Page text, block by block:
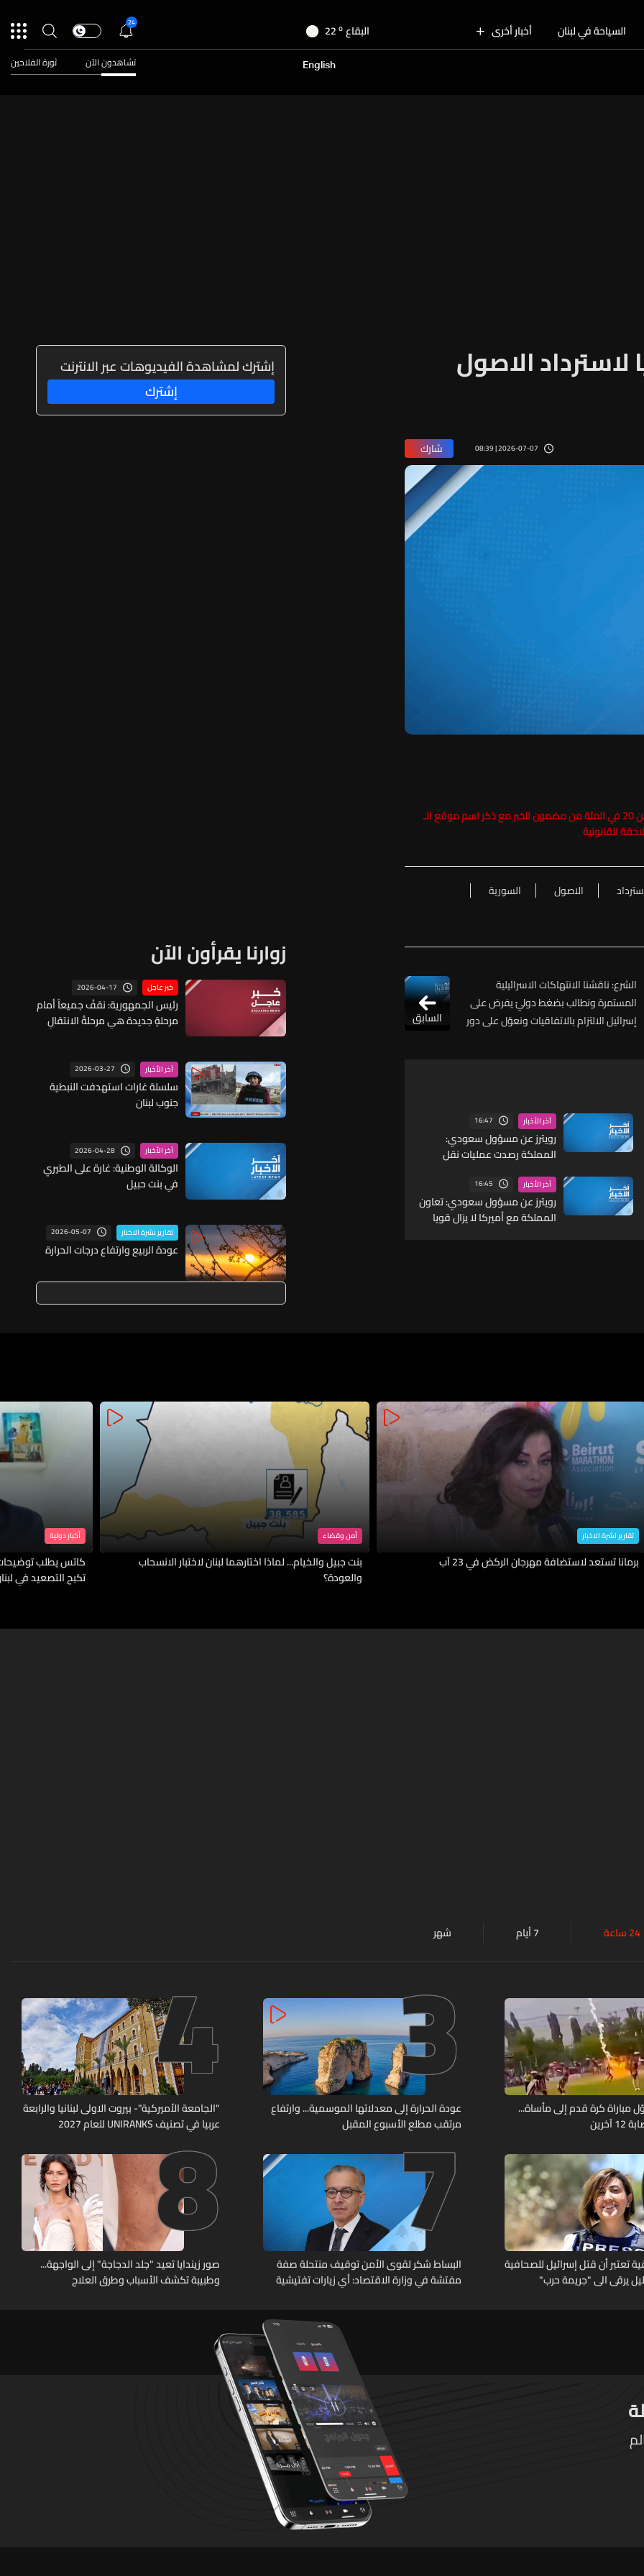
السياحة في لبنان أخبار أخرى البقاع 22 o
الجنوب 25o
26
24
English تشاهدون الآن ثورة الفلاحين
لاسترداد الاصول
2026-07-07 | 08:39 شارك
حفاظاً على حقوق الملكية الفكرية يرجى عدم نسخ ما يزيد عن 20 في المئة من مضمون الخبر مع ذكر اسم موقع الـ
الاصول
السورية
الشرع: ناقشنا الانتهاكات الاسرائيلية
المستمرة ونطالب بضغط دوليّ يفرض على
إسرائيل الالتزام بالاتفاقيات ونعوّل على دور
السابق
آخر الأخبار 16:47
رويترز عن مسؤول سعودي:
المملكة رصدت عمليات نقل
احتمال شن هجمات منسقة من
الشمال والجنوب
آخر الأخبار 16:45
رويترز عن مسؤول سعودي: تعاون
المملكة مع أميركا لا يزال قويا
إشترك لمشاهدة الفيديوهات عبر الانترنت
إشترك
زوارنا يقرأون الآن
خبر عاجل 2026-04-17
رئيس الجمهورية: نقفُ جميعاً أمام
مرحلةٍ جديدة هي مرحلةُ الانتقالِ
تحفظُ حقوقَ شعبِنا ووحدةَ أرضِنا
وسيادةَ وطننا
آخر الأخبار 2026-03-27
سلسلة غارات استهدفت النبطية
جنوب لبنان
آخر الأخبار 2026-04-28
الوكالة الوطنية: غارة على الطيري
في بنت حبيل
تقارير نشرة الاخبار 2026-05-07
عودة الربيع وارتفاع درجات الحرارة
تقارير نشرة الاخبار
برمانا تستعد لاستضافة مهرجان الركض في 23 آب
أمن وقضاء
بنت جبيل والخيام... لماذا اختارهما لبنان لاختبار الانسحاب
والعودة؟
أخبار دولية
كاتس يطلب
تكبح التصعيد في
24 ساعة 7 أيام شهر
مباراة كرة قدم إلى مأساة...
3
عودة الحرارة إلى معدلاتها الموسمية... وارتفاع
مرتقب مطلع الأسبوع المقبل
4
"الجامعة الأميركية"- بيروت الاولى لبنانيا والرابعة
عربيا في تصنيف UNIRANKS للعام 2027
تعتبر أن قتل إسرائيل للصحافية
يرقى الى "جريمة حرب"
7
البساط شكر لقوى الأمن توقيف منتحلة صفة
مفتشة في وزارة الاقتصاد: أي زيارات تفتيشية
8
صور زيندايا تعيد "جلد الدجاجة" إلى الواجهة...
وطبيبة تكشف الأسباب وطرق العلاج